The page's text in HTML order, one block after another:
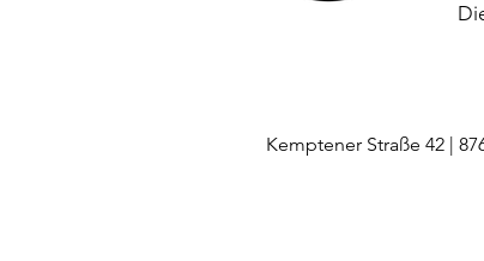
Kemptener Straße 42 |